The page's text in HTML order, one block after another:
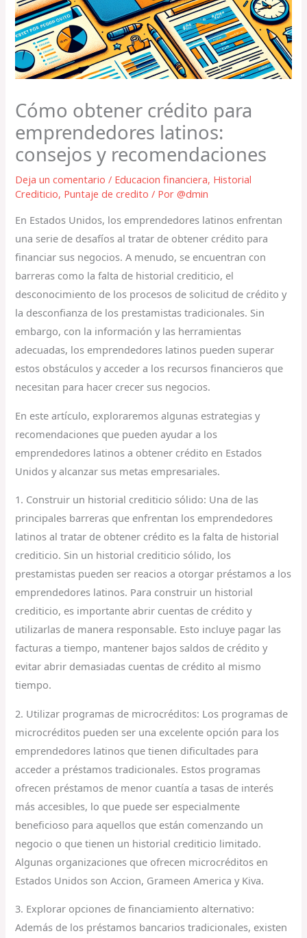
Cómo obtener crédito para
emprendedores latinos:
consejos y recomendaciones
Deja un comentario / Educacion financiera, Historial
Crediticio, Puntaje de credito / Por@dmin
En Estados Unidos, los emprendedores latinos enfrentan
una serie de desafíos al tratar de obtener crédito para
financiar sus negocios. A menudo, se encuentran con
barreras como la falta de historial crediticio, el
desconocimiento de los procesos de solicitud de crédito y
la desconfianza de los prestamistas tradicionales. Sin
embargo, con la información y las herramientas
adecuadas, los emprendedores latinos pueden superar
estos obstáculos y acceder a los recursos financieros que
necesitan para hacer crecer sus negocios.
En este artículo, exploraremos algunas estrategias y
recomendaciones que pueden ayudar a los
emprendedores latinos a obtener crédito en Estados
Unidos y alcanzar sus metas empresariales.
1. Construir un historial crediticio sólido: Una de las
principales barreras que enfrentan los emprendedores
latinos al tratar de obtener crédito es la falta de historial
crediticio. Sin un historial crediticio sólido, los
prestamistas pueden ser reacios a otorgar préstamos a los
emprendedores latinos. Para construir un historial
crediticio, es importante abrir cuentas de crédito y
utilizarlas de manera responsable. Esto incluye pagar las
facturas a tiempo, mantener bajos saldos de crédito y
evitar abrir demasiadas cuentas de crédito al mismo
tiempo.
2. Utilizar programas de microcréditos: Los programas de
microcréditos pueden ser una excelente opción para los
emprendedores latinos que tienen dificultades para
acceder a préstamos tradicionales. Estos programas
ofrecen préstamos de menor cuantía a tasas de interés
más accesibles, lo que puede ser especialmente
beneficioso para aquellos que están comenzando un
negocio o que tienen un historial crediticio limitado.
Algunas organizaciones que ofrecen microcréditos en
Estados Unidos son Accion, Grameen America y Kiva.
3. Explorar opciones de financiamiento alternativo:
Además de los préstamos bancarios tradicionales, existen